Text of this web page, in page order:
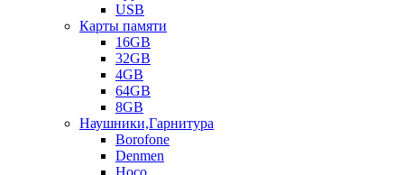
USB
Карты памяти
16GB
32GB
4GB
64GB
8GB
Наушники,Гарнитура
Borofone
Denmen
Hoco